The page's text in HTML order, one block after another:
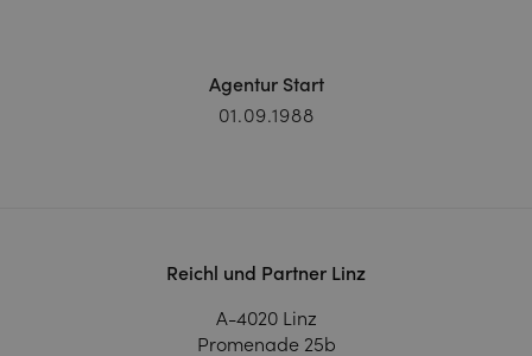
Agentur Start
01.09.1988
Reichl und Partner Linz
A-4020 Linz
Promenade 25b